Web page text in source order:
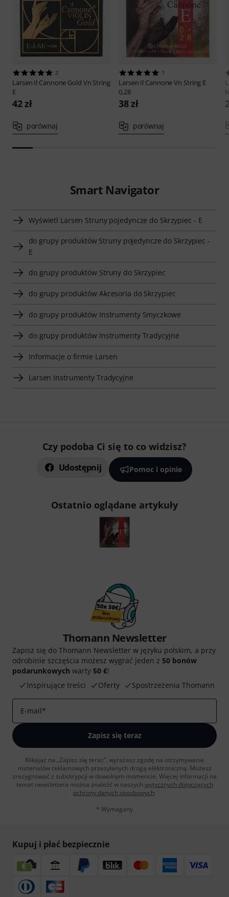
2
Larsen Il Cannone Gold Vn String
E
42 zł
porównaj
1
Larsen Il Cannone Vn String E
0,28
38 zł
porównaj
Smart Navigator
Wyświetl Larsen Struny pojedyncze do Skrzypiec - E
do grupy produktów Struny pojedyncze do Skrzypiec -
E
do grupy produktów Struny do Skrzypiec
do grupy produktów Akcesoria do Skrzypiec
do grupy produktów Instrumenty Smyczkowe
do grupy produktów Instrumenty Tradycyjne
Informacje o firmie Larsen
Larsen Instrumenty Tradycyjne
Czy podoba Ci się to co widzisz?
Udostępnij Pomoc i opinie
Ostatnio oglądane artykuły
Thomann Newsletter
Zapisz się do Thomann Newsletter w języku polskim, a przy
odrobinie szczęścia możesz wygrać jeden z 50 bonów
podarunkowych warty 50 €!
Inspirujące treści
Oferty Spostrzeżenia Thomann
E-mail*
Zapisz się teraz
Klikając na „Zapisz się teraz”, wyrażasz zgodę na otrzymywanie
materialów reklamowych przesyłanych drogą elektroniczną. Możesz
zrezygnować z subskrypcji w dowolnym momencie. Więcej informacji na
temat newslettera można znaleźć w naszych wytycznych dotyczących
ochrony danych ososbowych.
* Wymagany
Kupuj i płać bezpiecznie